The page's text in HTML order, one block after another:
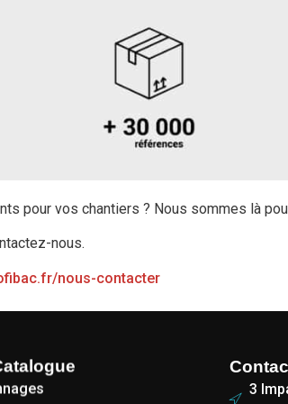
pour vos chantiers ? Nous sommes là
nous.
nous-contacter
3